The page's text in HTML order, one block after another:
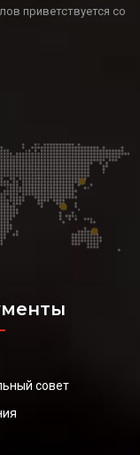
приветствуется со
совет